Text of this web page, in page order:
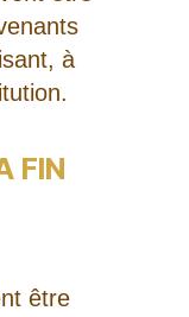
à
FIN
être